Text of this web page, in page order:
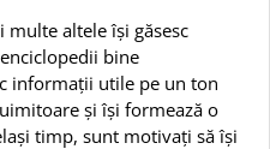
multe altele își găsesc
bine
informații utile pe un ton
și își formează o
timp, sunt motivați să își